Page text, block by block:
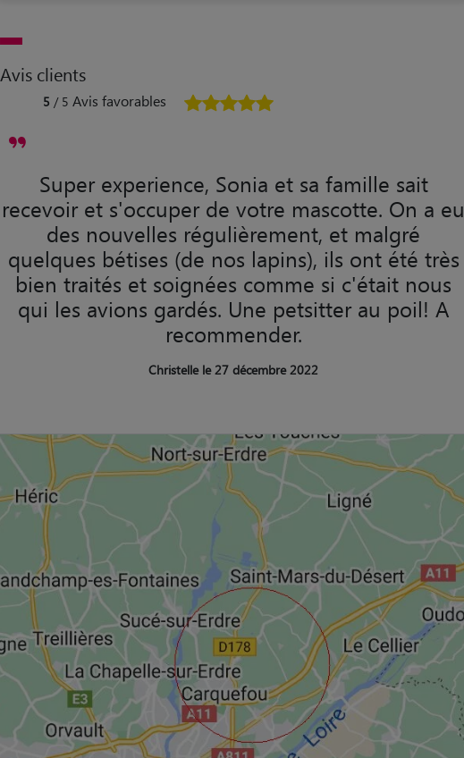
Avis clients
5 / 5 Avis favorables
Super experience, Sonia et sa famille sait
recevoir et s'occuper de votre mascotte. On a eu
des nouvelles régulièrement, et malgré
quelques bétises (de nos lapins), ils ont été très
bien traités et soignées comme si c'était nous
qui les avions gardés. Une petsitter au poil! A
recommender.
Christelle le 27 décembre 2022